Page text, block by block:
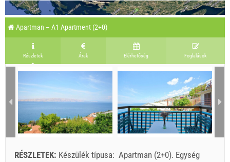
Apartman – A1 Apartment (2+0)
Részletek Árak Elérhetőség Foglalások
RÉSZLETEK: Készülék típusa: Apartman (2+0). Egység